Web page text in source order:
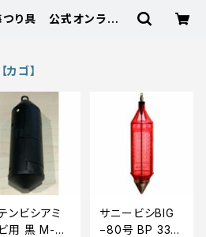
つり具 公式オンライン
【カゴ】
ンビシアミ
用 黒 M-60
サニービシBIG
−80号 BP 330